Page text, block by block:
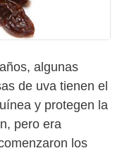
algunas
de uva tienen el
y protegen la
pero era
los